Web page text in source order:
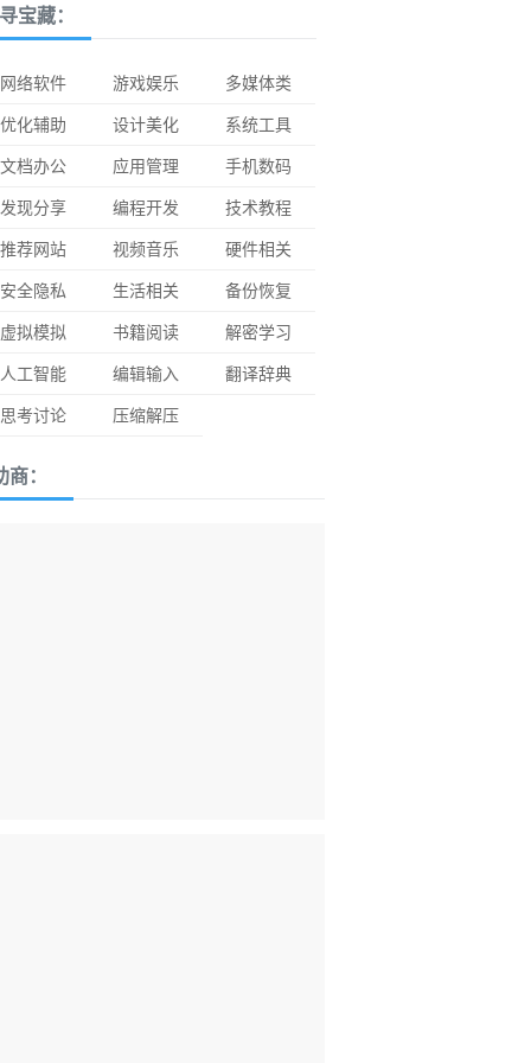
宝藏：
网络软件 游戏娱乐
多媒体类
优化辅助
设计美化
系统工具
文档办公
应用管理
手机数码
发现分享
编程开发
技术教程
推荐网站
视频音乐
硬件相关
安全隐私
生活相关
备份恢复
虚拟模拟
书籍阅读
解密学习
人工智能
编辑输入
翻译辞典
思考讨论
压缩解压
商：